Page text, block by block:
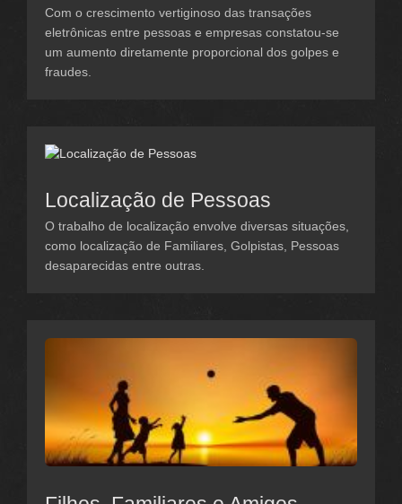
Com o crescimento vertiginoso das transações
eletrônicas entre pessoas e empresas constatou-se
um aumento diretamente proporcional dos golpes e
fraudes.
Localização de Pessoas
O trabalho de localização envolve diversas situações,
como localização de Familiares, Golpistas, Pessoas
desaparecidas entre outras.